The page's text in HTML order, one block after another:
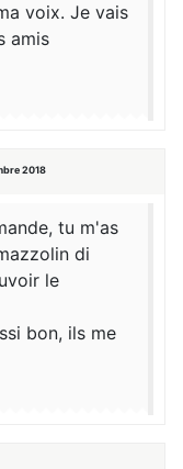
voix. Je vais
amis
2018
tu m'as
di
le
bon, ils me